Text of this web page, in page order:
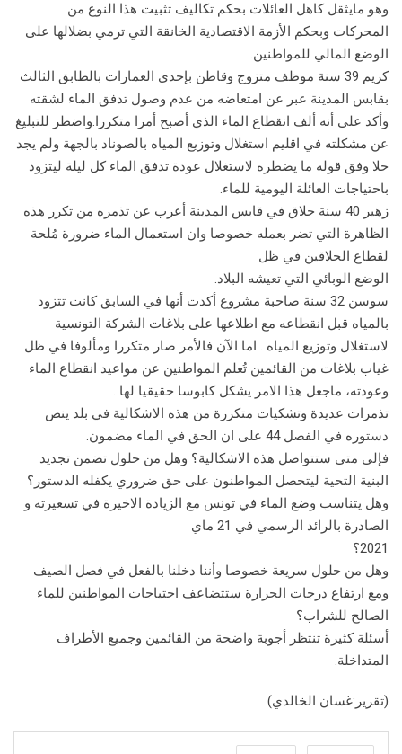
وهو مايثقل كاهل العائلات بحكم تكاليف تثبيت هذا النوع من
المحركات وبحكم الأزمة الاقتصادية الخانقة التي ترمي بضلالها على
الوضع المالي للمواطنين.
كريم 39 سنة موظف متزوج وقاطن بإحدى العمارات بالطابق الثالث
بقابس المدينة عبر عن امتعاضه من عدم وصول تدفق الماء لشقته
وأكد على أنه ألف انقطاع الماء الذي أصبح أمرا متكررا.واضطر للتبليغ
عن مشكلته في اقليم استغلال وتوزيع المياه بالصوناد بالجهة ولم يجد
حلا وفق قوله ما يضطره لاستغلال عودة تدفق الماء كل ليلة ليتزود
باحتياجات العائلة اليومية للماء.
زهير 40 سنة حلاق في قابس المدينة أعرب عن تذمره من تكرر هذه
الظاهرة التي تضر بعمله خصوصا وان استعمال الماء ضرورة مُلحة
لقطاع الحلاقين في ظل
الوضع الوبائي التي تعيشه البلاد.
سوسن 32 سنة صاحبة مشروع أكدت أنها في السابق كانت تتزود
بالمياه قبل انقطاعه مع اطلاعها على بلاغات الشركة التونسية
لاستغلال وتوزيع المياه . اما الآن فالأمر صار متكررا ومألوفا في ظل
غياب بلاغات من القائمين تُعلم المواطنين عن مواعيد انقطاع الماء
وعودته، ماجعل هذا الامر يشكل كابوسا حقيقيا لها .
تذمرات عديدة وتشكيات متكررة من هذه الاشكالية في بلد ينص
دستوره في الفصل 44 على ان الحق في الماء مضمون.
فإلى متى ستتواصل هذه الاشكالية؟ وهل من حلول تضمن تجديد
البنية التحية ليتحصل المواطنون على حق ضروري يكفله الدستور؟
وهل يتناسب وضع الماء في تونس مع الزيادة الاخيرة في تسعيرته و
الصادرة بالرائد الرسمي في 21 ماي
2021؟
وهل من حلول سريعة خصوصا وأننا دخلنا بالفعل في فصل الصيف
ومع ارتفاع درجات الحرارة ستتضاعف احتياجات المواطنين للماء
الصالح للشراب؟
أسئلة كثيرة تنتظر أجوبة واضحة من القائمين وجميع الأطراف
المتداخلة.
(تقرير:غسان الخالدي)